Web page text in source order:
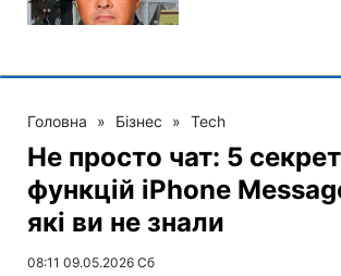
Головна » Бізнес » Tech
Не просто чат: 5
функцій iPhone
які ви не знали
08:11 09.05.2026 Сб